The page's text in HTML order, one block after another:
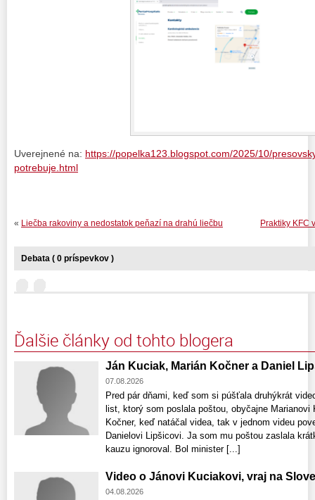
Uverejnené na: https://popelka123.blogspot.com/2025/10/
potrebuje.html
Praktiky KFC
« Liečba rakoviny a nedostatok peňazí na drahú liečbu
Debata ( 0 príspevkov )
Ďalšie články od tohto blogera
Ján Kuciak, Marián Kočner a Daniel
07.08.2026
Pred pár dňami, keď som si púšťala druhýkrát
list, ktorý som poslala poštou, obyčajne
Kočner, keď natáčal videa, tak v jednom videu
Danielovi Lipšicovi. Ja som mu poštou zaslala
kauzu ignoroval. Bol minister [...]
Video o Jánovi Kuciakovi, vraj na
04.08.2026